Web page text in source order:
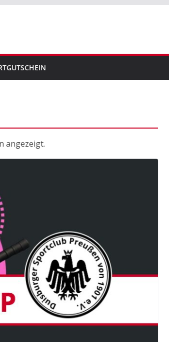
angezeigt.